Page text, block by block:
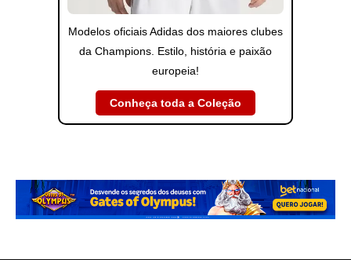
Modelos oficiais Adidas dos maiores clubes
da Champions. Estilo, história e paixão
europeia!
Conheça toda a Coleção